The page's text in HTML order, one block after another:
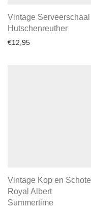
Vintage Serveerschaal
Hutschenreuther
€12,95
Vintage Kop en Schotel
Royal Albert
Summertime